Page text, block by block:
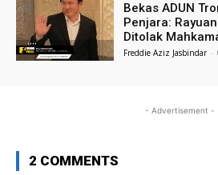
Bekas ADUN
Penjara:
Ditolak
Freddie Aziz Jasbindar -
- Advertisement -
2 COMMENTS